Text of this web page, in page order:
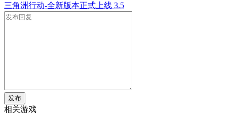
三角洲行动-全新版本正式上线 3.5
发布
相关游戏